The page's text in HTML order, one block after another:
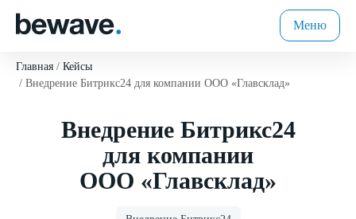
Меню
Главная
Кейсы
Внедрение Битрикс24 для компании ООО «Главсклад»
Внедрение Битрикс24
для компании
ООО «Главсклад»